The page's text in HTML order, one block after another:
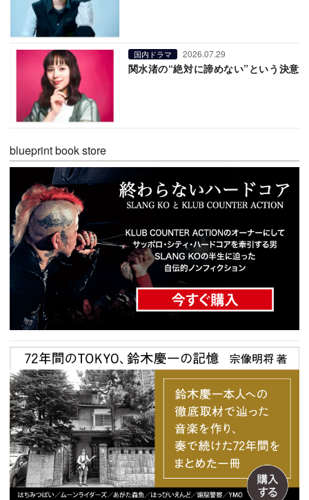
国内ドラマ 2026.07.29
関水渚の“絶対に諦めない”という決意
blueprint book store